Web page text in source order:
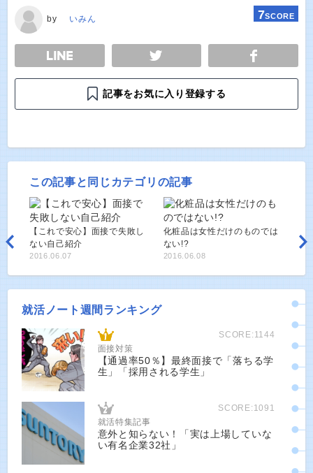
by いみん 7SCORE
TWEET
記事をお気に入り登録する
この記事と同じカテゴリの記事
【これで安心】面接で失敗し
ない自己紹介
2016.06.07
化粧品は女性だけのものでは
ない!?
2016.06.08
就活ノート週間ランキング
SCORE:1144
面接対策
【通過率50％】最終面接で「落ちる学
生」「採用される学生」
SCORE:1091
就活特集記事
意外と知らない！「実は上場していな
い有名企業32社」